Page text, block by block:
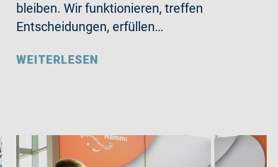
bleiben. Wir funktionieren, treffen
Entscheidungen, erfüllen…
WEITERLESEN